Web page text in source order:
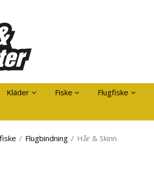
Kläder Fiske Flugfiske
/ Flugbindning / Hår & Skinn